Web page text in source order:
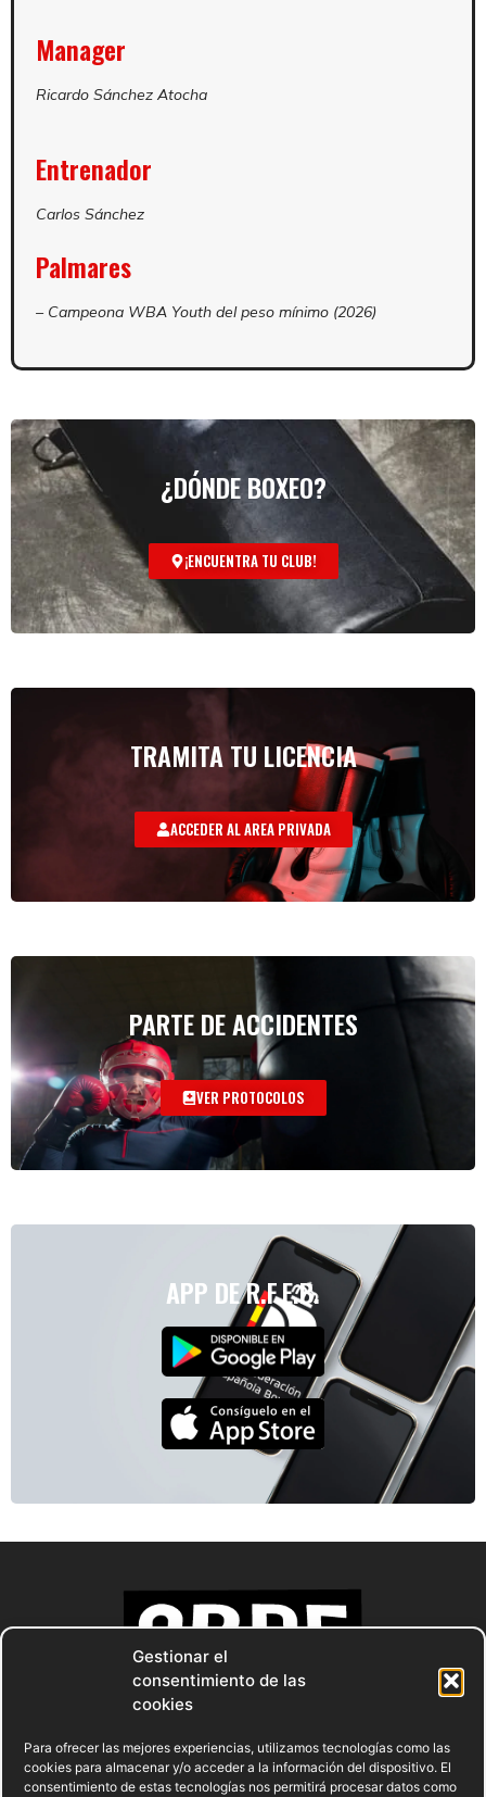
Gestionar el
consentimiento de las
cookies
Para ofrecer las mejores experiencias, utilizamos tecnologías como las
cookies para almacenar y/o acceder a la información del dispositivo. El
consentimiento de estas tecnologías nos permitirá procesar datos como
Manager
Ricardo Sánchez Atocha
Entrenador
Carlos Sánchez
Palmares
– Campeona WBA Youth del peso mínimo (2026)
¿DÓNDE BOXEO?
¡ENCUENTRA TU CLUB!
TRAMITA TU LICENCIA
ACCEDER AL AREA PRIVADA
PARTE DE ACCIDENTES
VER PROTOCOLOS
APP DE R.F.E.B.